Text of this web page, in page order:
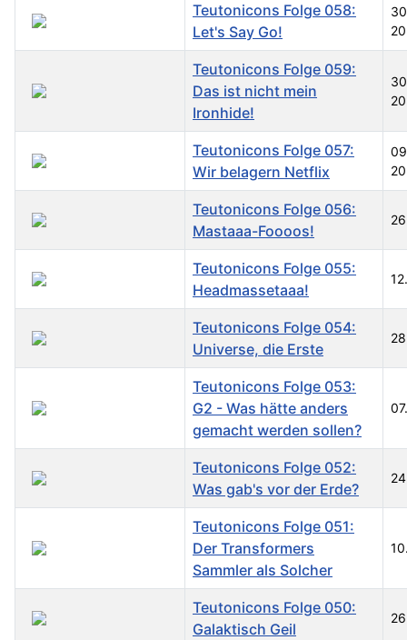
Teutonicons Folge 058:
Let's Say Go!
Teutonicons Folge 059:
Das ist nicht mein
Ironhide!
Teutonicons Folge 057:
Wir belagern Netflix
Teutonicons Folge 056:
Mastaaa-Foooos!
Teutonicons Folge 055:
Headmassetaaa!
Teutonicons Folge 054:
Universe, die Erste
Teutonicons Folge 053:
G2 - Was hätte anders
gemacht werden sollen?
Teutonicons Folge 052:
Was gab's vor der Erde?
Teutonicons Folge 051:
Der Transformers
Sammler als Solcher
Teutonicons Folge 050:
Galaktisch Geil